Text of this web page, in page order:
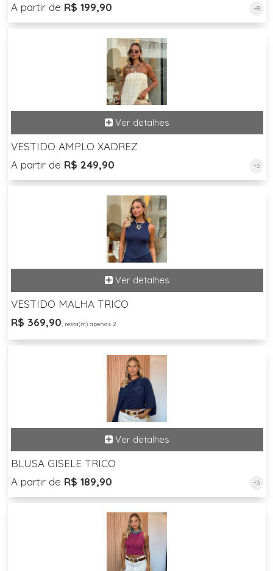
A partir de R$ 199,90 +8
VESTIDO AMPLO XADREZ
A partir de R$ 249,90 +3
VESTIDO MALHA TRICO
R$ 369,90, resta(m) apenas 2
BLUSA GISELE TRICO
A partir de R$ 189,90 +3